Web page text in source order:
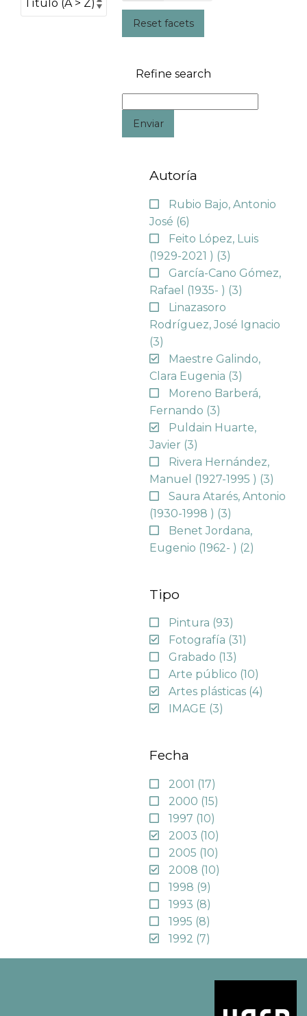
Reset facets
Refine search
Enviar
Autoría
Rubio Bajo, Antonio
José (6)
Feito López, Luis
(1929-2021 ) (3)
García-Cano Gómez,
Rafael (1935- ) (3)
Linazasoro
Rodríguez, José Ignacio
(3)
Maestre Galindo,
Clara Eugenia (3)
Moreno Barberá,
Fernando (3)
Puldain Huarte,
Javier (3)
Rivera Hernández,
Manuel (1927-1995 ) (3)
Saura Atarés, Antonio
(1930-1998 ) (3)
Benet Jordana,
Eugenio (1962- ) (2)
Tipo
Pintura (93)
Fotografía (31)
Grabado (13)
Arte público (10)
Artes plásticas (4)
IMAGE (3)
Fecha
2001 (17)
2000 (15)
1997 (10)
2003 (10)
2005 (10)
2008 (10)
1998 (9)
1993 (8)
1995 (8)
1992 (7)